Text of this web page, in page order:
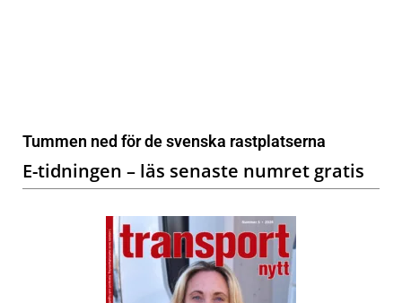
Tummen ned för de svenska rastplatserna
E-tidningen – läs senaste numret gratis